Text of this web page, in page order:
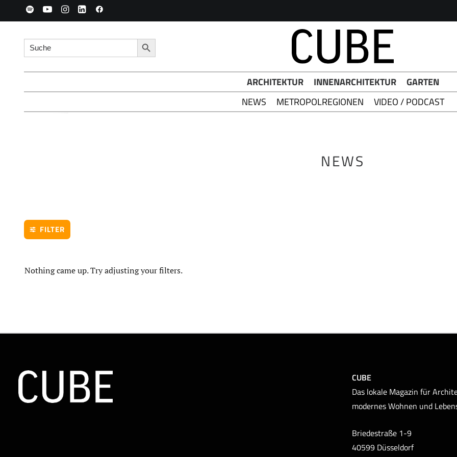
Search for: Search Button
ARCHITEKTUR INNENARCHITEKTUR
GARTEN
NEWS
METROPOLREGIONEN VIDEO / PODCAST
NEWS
FILTER
Nothing came up. Try adjusting your filters.
CUBE
Das lokale Magazin für
modernes Wohnen und
Briedestraße 1-9
40599 Düsseldorf